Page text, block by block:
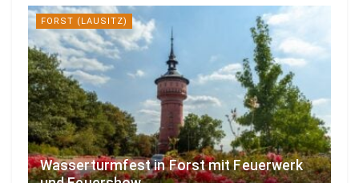
FORST (LAUSITZ)
Wasserturmfest in Forst mit Feuerwerk